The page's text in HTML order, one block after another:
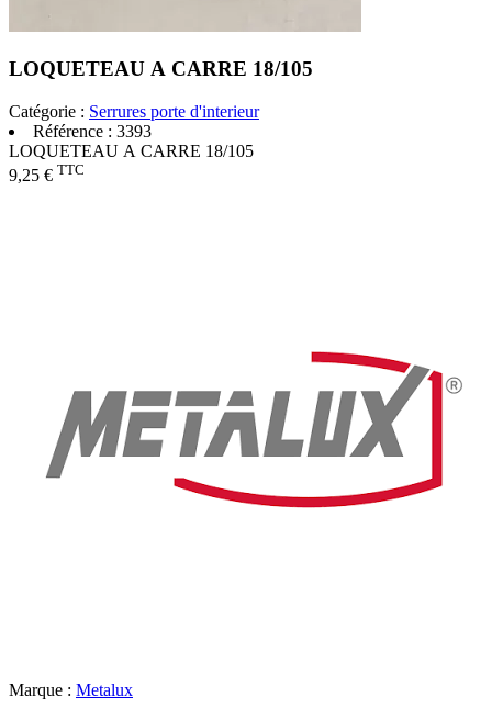
LOQUETEAU A CARRE 18/105
Catégorie : Serrures porte d'interieur
Référence : 3393
LOQUETEAU A CARRE 18/105
9,25 € TTC
Marque : Metalux